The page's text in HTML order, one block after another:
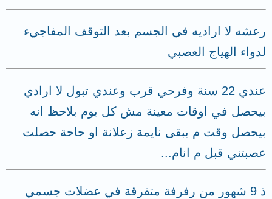
رعشه لا اراديه في الجسم بعد التوقف المفاجيء
لدواء الهياج العصبي
عندي 22 سنة وفرحي قرب وعندي تبول لا ارادي
بيحصل في اوقات معينة مش كل يوم بلاحظ انه
بيحصل وقت م ببقى نايمة زعلانة او حاحة حصلت
عصبتني قبل م انام...
ذ 9 شهور من رفرفة متفرقة في عضلات جسمي